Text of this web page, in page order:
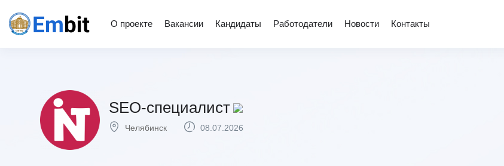
О проекте Вакансии Кандидаты Работодатели Новости Контакты
SEO-специалист
Челябинск 08.07.2026